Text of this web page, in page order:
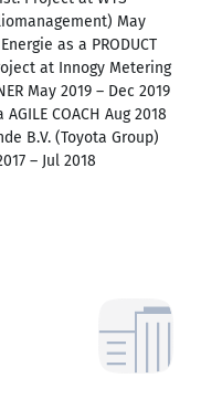
May
as a PRODUCT
at Innogy Metering
May 2019 – Dec 2019
COACH Aug 2018
B.V. (Toyota Group)
– Jul 2018